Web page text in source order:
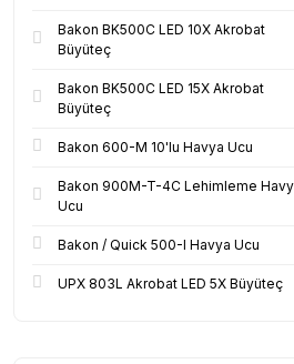
Bakon BK500C LED 10X Akrobat
Büyüteç
Bakon BK500C LED 15X Akrobat
Büyüteç
Bakon 600-M 10'lu Havya Ucu
Bakon 900M-T-4C Lehimleme
Ucu
Bakon / Quick 500-I Havya Ucu
UPX 803L Akrobat LED 5X Büyüteç